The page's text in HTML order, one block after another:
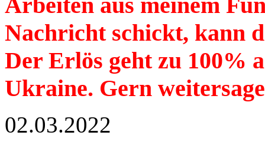
Nachricht schickt, kann
Der Erlös geht zu 100%
Ukraine. Gern
02.03.2022